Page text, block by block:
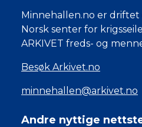
Minnehallen.no er
Norsk senter for
ARKIVET freds- og
Besøk Arkivet.no
minnehallen@arkivet.no
Andre nyttige